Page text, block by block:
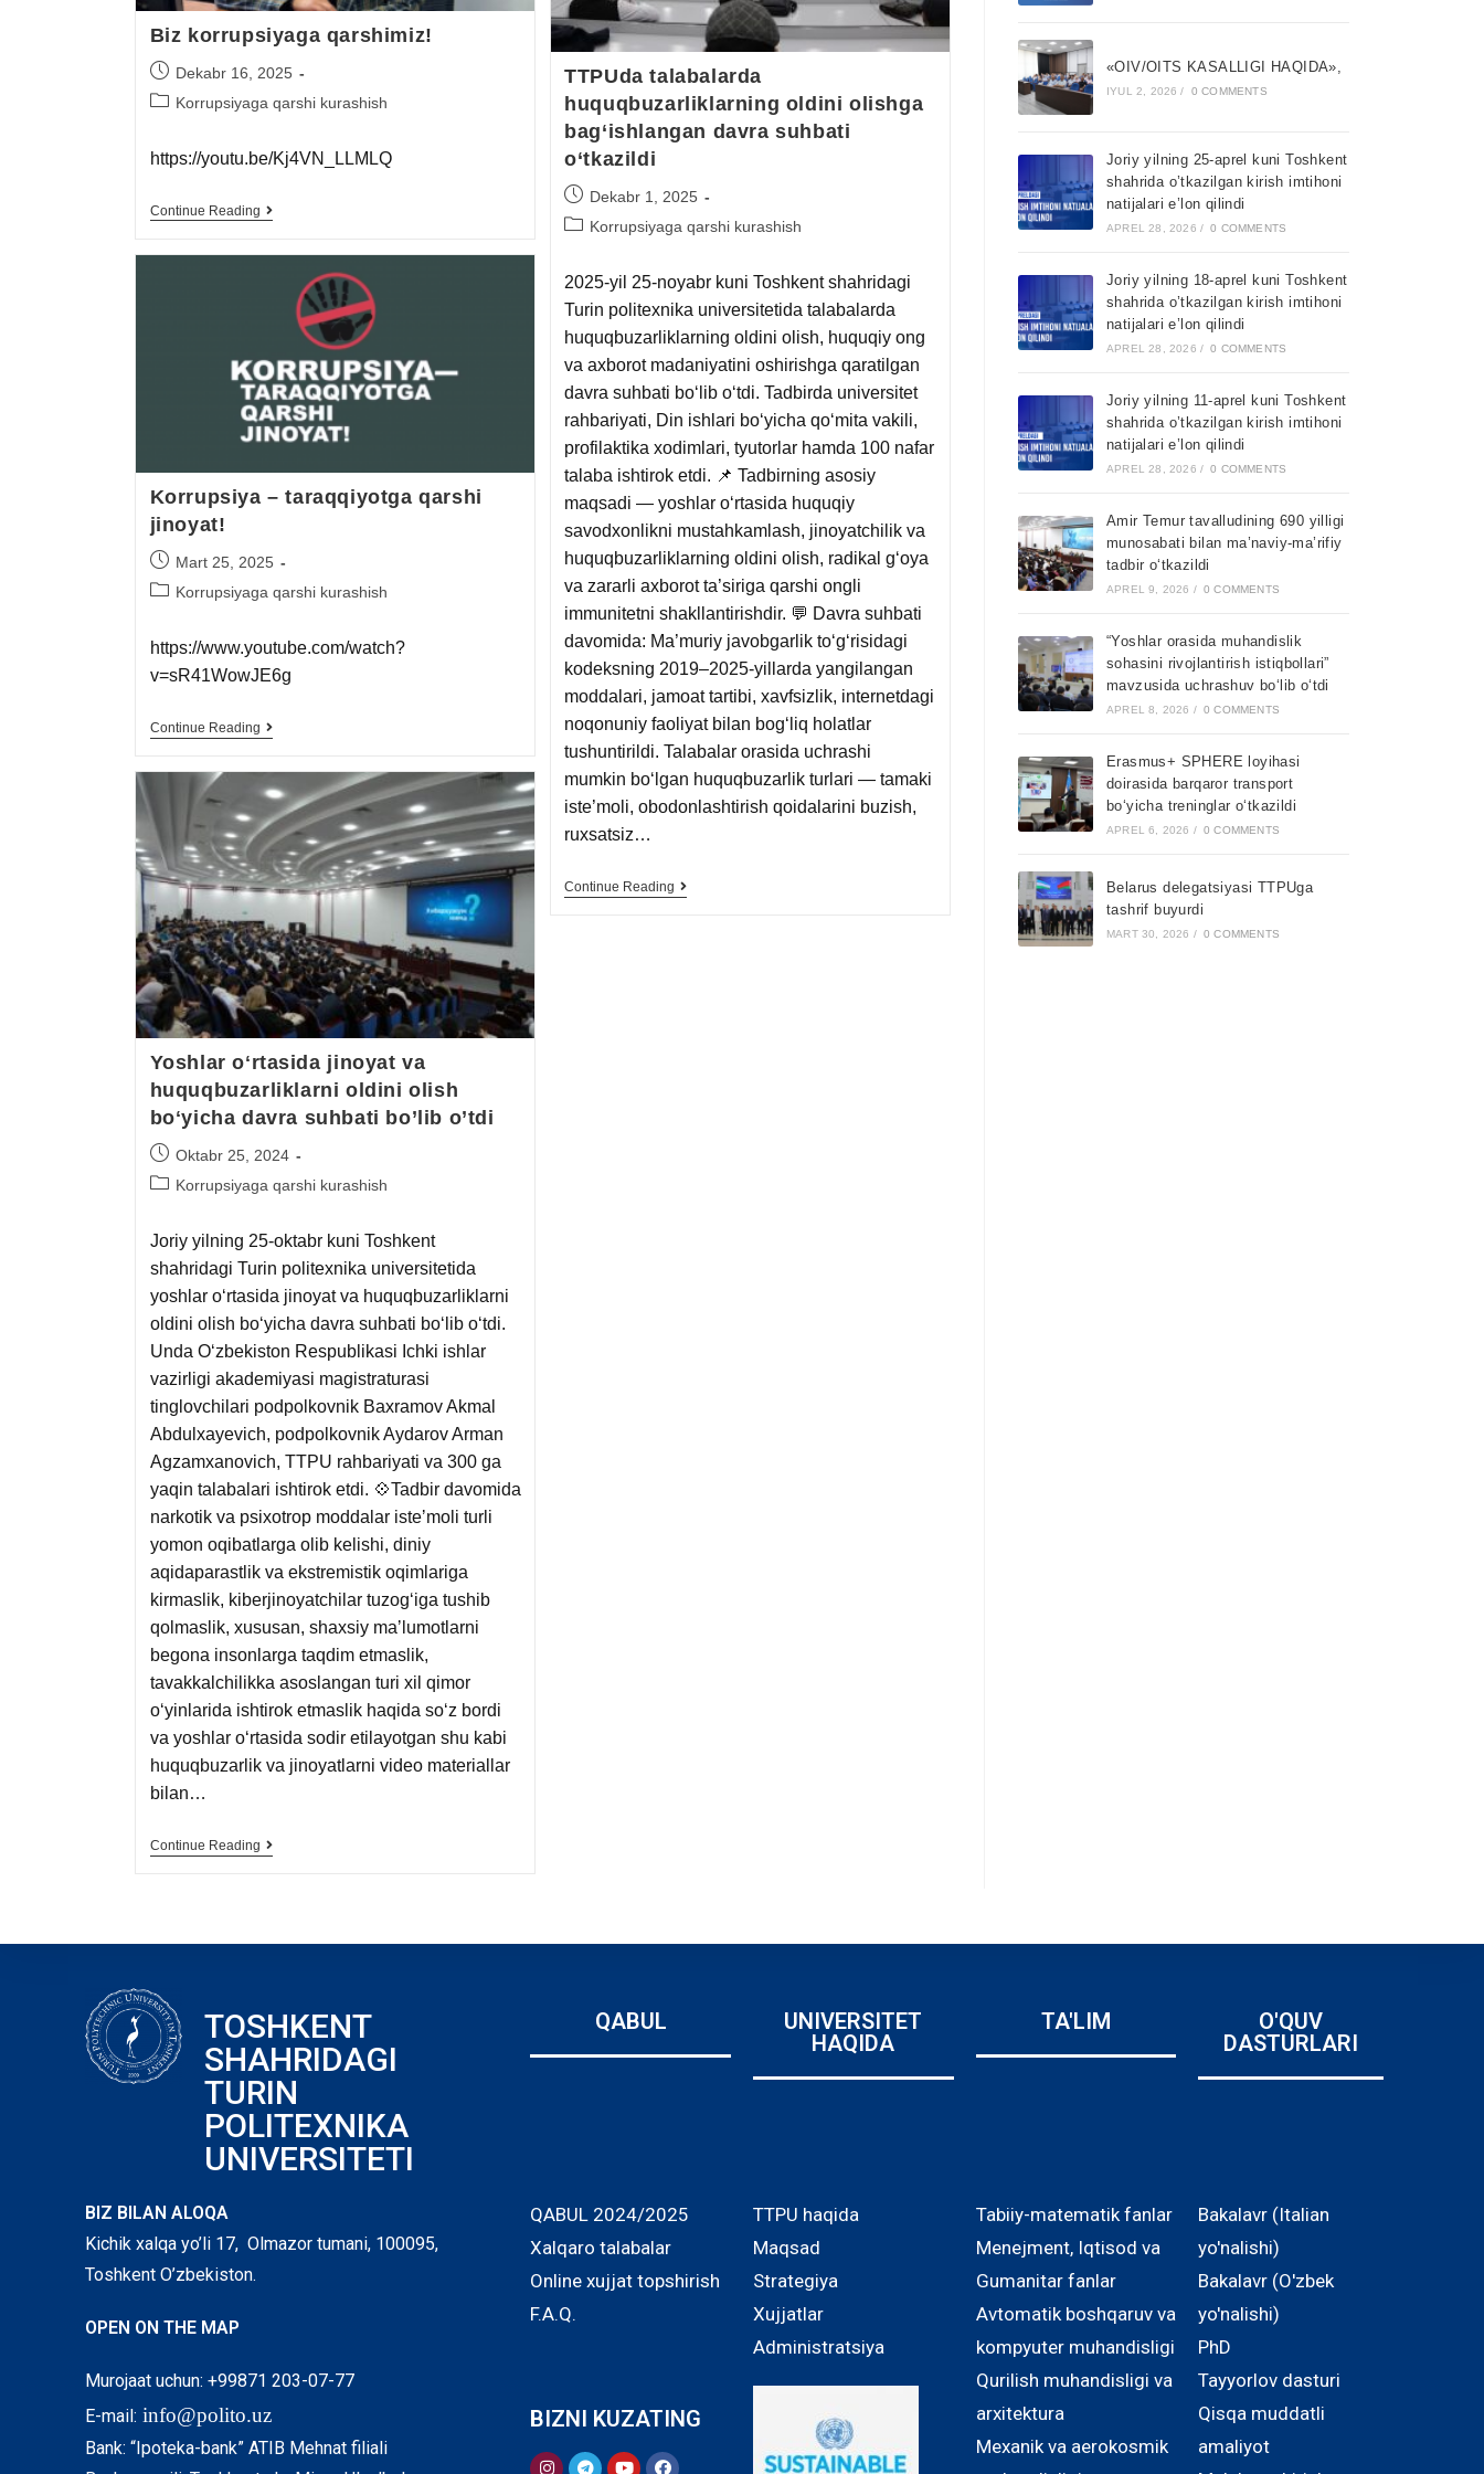
Biz korrupsiyaga qarshimiz!
Dekabr 16, 2025
Korrupsiyaga qarshi kurashish
https://youtu.be/Kj4VN_LLMLQ
Continue Reading
TTPUda talabalarda
huquqbuzarliklarning oldini olishga
bag‘ishlangan davra suhbati
o‘tkazildi
Dekabr 1, 2025
Korrupsiyaga qarshi kurashish
2025-yil 25-noyabr kuni Toshkent shahridagi
Turin politexnika universitetida talabalarda
huquqbuzarliklarning oldini olish, huquqiy ong
va axborot madaniyatini oshirishga qaratilgan
davra suhbati bo‘lib o‘tdi. Tadbirda universitet
rahbariyati, Din ishlari bo‘yicha qo‘mita vakili,
profilaktika xodimlari, tyutorlar hamda 100 nafar
talaba ishtirok etdi. 📌 Tadbirning asosiy
maqsadi — yoshlar o‘rtasida huquqiy
savodxonlikni mustahkamlash, jinoyatchilik va
huquqbuzarliklarning oldini olish, radikal g‘oya
va zararli axborot ta’siriga qarshi ongli
immunitetni shakllantirishdir. 💬 Davra suhbati
davomida: Ma’muriy javobgarlik to‘g‘risidagi
kodeksning 2019–2025-yillarda yangilangan
moddalari, jamoat tartibi, xavfsizlik, internetdagi
noqonuniy faoliyat bilan bog‘liq holatlar
tushuntirildi. Talabalar orasida uchrashi
mumkin bo‘lgan huquqbuzarlik turlari — tamaki
iste’moli, obodonlashtirish qoidalarini buzish,
ruxsatsiz…
Continue Reading
Korrupsiya – taraqqiyotga qarshi
jinoyat!
Mart 25, 2025
Korrupsiyaga qarshi kurashish
https://www.youtube.com/watch?
v=sR41WowJE6g
Continue Reading
Yoshlar oʻrtasida jinoyat va
huquqbuzarliklarni oldini olish
boʻyicha davra suhbati bo’lib o’tdi
Oktabr 25, 2024
Korrupsiyaga qarshi kurashish
Joriy yilning 25-oktabr kuni Toshkent
shahridagi Turin politexnika universitetida
yoshlar oʻrtasida jinoyat va huquqbuzarliklarni
oldini olish boʻyicha davra suhbati boʻlib oʻtdi.
Unda Oʻzbekiston Respublikasi Ichki ishlar
vazirligi akademiyasi magistraturasi
tinglovchilari podpolkovnik Baxramov Akmal
Abdulxayevich, podpolkovnik Aydarov Arman
Agzamxanovich, TTPU rahbariyati va 300 ga
yaqin talabalari ishtirok etdi. 💠Tadbir davomida
narkotik va psixotrop moddalar isteʼmoli turli
yomon oqibatlarga olib kelishi, diniy
aqidaparastlik va ekstremistik oqimlariga
kirmaslik, kiberjinoyatchilar tuzogʻiga tushib
qolmaslik, xususan, shaxsiy maʼlumotlarni
begona insonlarga taqdim etmaslik,
tavakkalchilikka asoslangan turi xil qimor
oʻyinlarida ishtirok etmaslik haqida soʻz bordi
va yoshlar oʻrtasida sodir etilayotgan shu kabi
huquqbuzarlik va jinoyatlarni video materiallar
bilan…
Continue Reading
«OIV/OITS KASALLIGI HAQIDA»,
IYUL 2, 2026 / 0 COMMENTS
Joriy yilning 25-aprel kuni Toshkent
shahrida o’tkazilgan kirish imtihoni
natijalari e’lon qilindi
APREL 28, 2026 / 0 COMMENTS
Joriy yilning 18-aprel kuni Toshkent
shahrida o’tkazilgan kirish imtihoni
natijalari e’lon qilindi
APREL 28, 2026 / 0 COMMENTS
Joriy yilning 11-aprel kuni Toshkent
shahrida o’tkazilgan kirish imtihoni
natijalari e’lon qilindi
APREL 28, 2026 / 0 COMMENTS
Amir Temur tavalludining 690 yilligi
munosabati bilan ma’naviy-ma’rifiy
tadbir o‘tkazildi
APREL 9, 2026 / 0 COMMENTS
“Yoshlar orasida muhandislik
sohasini rivojlantirish istiqbollari”
mavzusida uchrashuv bo‘lib o‘tdi
APREL 8, 2026 / 0 COMMENTS
Erasmus+ SPHERE loyihasi
doirasida barqaror transport
bo‘yicha treninglar o‘tkazildi
APREL 6, 2026 / 0 COMMENTS
Belarus delegatsiyasi TTPUga
tashrif buyurdi
MART 30, 2026 / 0 COMMENTS
TOSHKENT
SHAHRIDAGI
TURIN
POLITEXNIKA
UNIVERSITETI
QABUL
UNIVERSITET
HAQIDA
TA'LIM
O'QUV
DASTURLARI
BIZ BILAN ALOQA
Kichik xalqa yo’li 17, Olmazor tumani, 100095,
Toshkent O’zbekiston.
OPEN ON THE MAP
Murojaat uchun: +99871 203-07-77
E-mail: info@polito.uz
Bank: “Ipoteka-bank” ATIB Mehnat filiali
QABUL 2024/2025
Xalqaro talabalar
Online xujjat topshirish
F.A.Q.
BIZNI KUZATING
TTPU haqida
Maqsad
Strategiya
Xujjatlar
Administratsiya
Tabiiy-matematik fanlar
Menejment, Iqtisod va
Gumanitar fanlar
Avtomatik boshqaruv va
kompyuter muhandisligi
Qurilish muhandisligi va
arxitektura
Mexanik va aerokosmik
Bakalavr (Italian
yo'nalishi)
Bakalavr (O'zbek
yo'nalishi)
PhD
Tayyorlov dasturi
Qisqa muddatli
amaliyot